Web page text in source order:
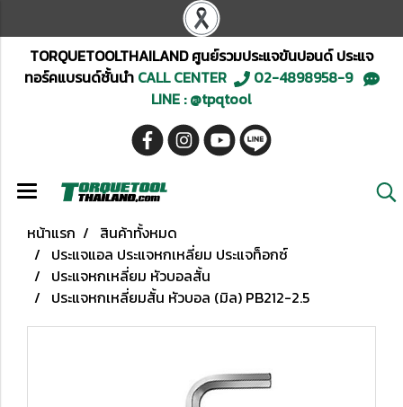
TORQUETOOLTHAILAND ศูนย์รวมประแจขันปอนด์ ประแจ
ทอร์คแบรนด์ชั้นนำCALL CENTER
02-4898958-9
LINE : @tpqtool
หน้าแรก
สินค้าทั้งหมด
ประแจแอล ประแจหกเหลี่ยม ประแจท็อกซ์
ประแจหกเหลี่ยม หัวบอลสั้น
ประแจหกเหลี่ยมสั้น หัวบอล (มิล) PB212-2.5